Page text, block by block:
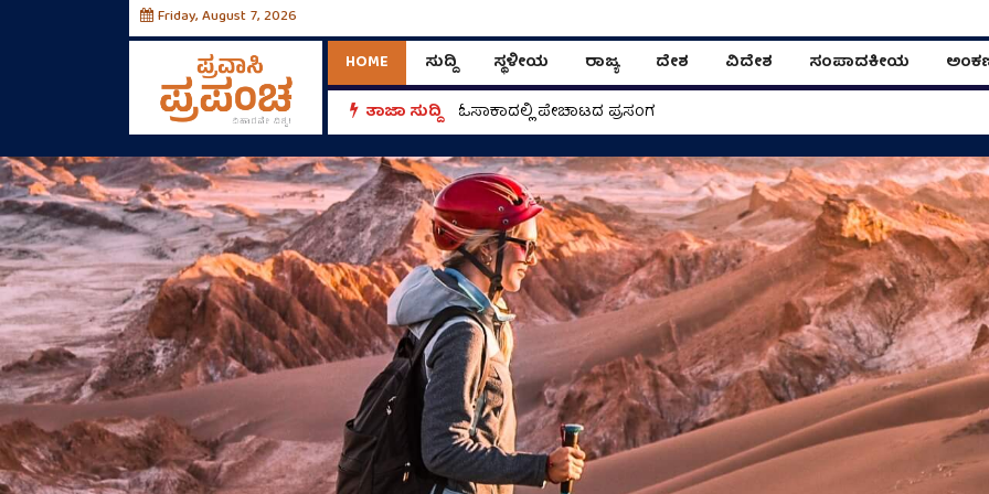
Friday, August 7, 2026
HOME ಸುದ್ದಿ ಸ್ಥಳೀಯ ರಾಜ್ಯ ದೇಶ ವಿದೇಶ ಸಂಪಾದಕೀಯ
ತಾಜಾ ಸುದ್ದಿ
ಓಸಾಕಾದಲ್ಲಿ ಪೇಚಾಟದ ಪ್ರಸಂಗ